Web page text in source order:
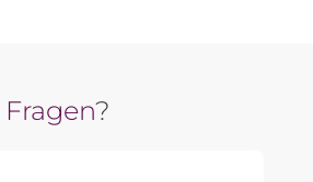
Fragen?